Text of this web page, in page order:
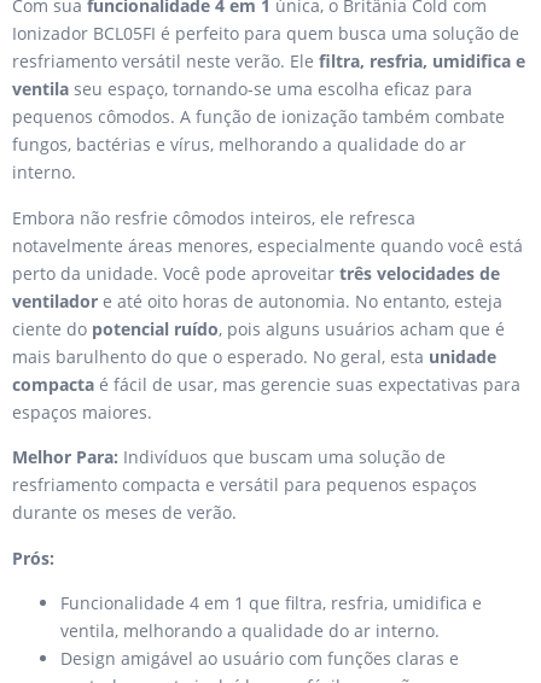
Com sua funcionalidade 4 em 1 única, o Britânia Cold com
Ionizador BCL05FI é perfeito para quem busca uma solução de
resfriamento versátil neste verão. Ele filtra, resfria, umidifica e
ventila seu espaço, tornando-se uma escolha eficaz para
pequenos cômodos. A função de ionização também combate
fungos, bactérias e vírus, melhorando a qualidade do ar
interno.
Embora não resfrie cômodos inteiros, ele refresca
notavelmente áreas menores, especialmente quando você está
perto da unidade. Você pode aproveitar três velocidades de
ventilador e até oito horas de autonomia. No entanto, esteja
ciente do potencial ruído, pois alguns usuários acham que é
mais barulhento do que o esperado. No geral, esta unidade
compacta é fácil de usar, mas gerencie suas expectativas para
espaços maiores.
Melhor Para: Indivíduos que buscam uma solução de
resfriamento compacta e versátil para pequenos espaços
durante os meses de verão.
Prós:
Funcionalidade 4 em 1 que filtra, resfria, umidifica e
ventila, melhorando a qualidade do ar interno.
Design amigável ao usuário com funções claras e